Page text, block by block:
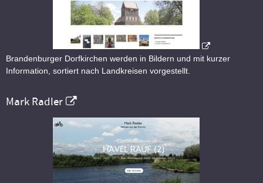
Brandenburger Dorfkirchen werden in Bildern und mit kurzer
Information, sortiert nach Landkreisen vorgestellt.
Mark Radler